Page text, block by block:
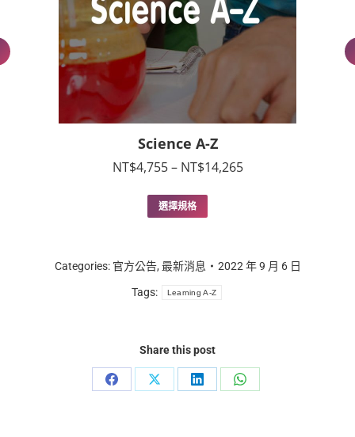
Science A-Z
NT$4,755 – NT$14,265價
NT$14,265
選擇規格
此
產
多
款
在
產
頁
Categories: 官方公告, 最新消息 2022 年 9 月 6 日
Tags: Learning A-Z
Share this post
Share
Share
Share
Share